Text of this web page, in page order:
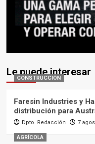
Le puede interesar
CONSTRUCCIÓN
Faresin Industries y
distribución para
Dpto. Redacción 7
AGRÍCOLA